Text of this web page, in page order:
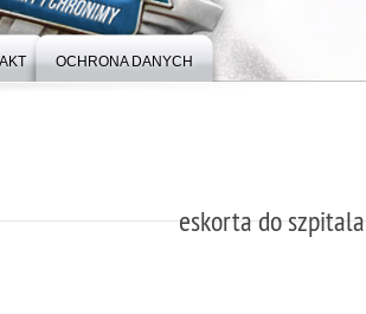
OCHRONA DANYCH
eskorta do szpitala